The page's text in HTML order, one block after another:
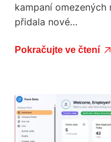
kampaní omezených
přidala nové…
Pokračujte ve čtení